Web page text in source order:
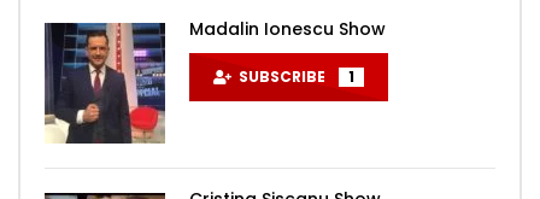
Madalin Ionescu Show
SUBSCRIBE 1